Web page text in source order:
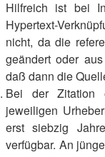
Hilfreich ist bei
Hypertext-
nicht, da die
geändert oder
daß dann die
Bei der Zitation
jeweiligen
erst siebzig
verfügbar. An